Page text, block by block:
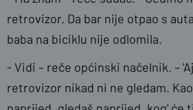
retrovizor. Da bar nije otpao s
baba na biciklu nije odlomila.
- Vidi – reče općinski načelnik. –
retrovizor nikad ni ne gledam.